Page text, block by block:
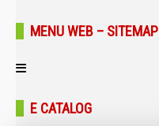
MENU WEB – SITEMAP
Trang chủ
E CATALOG